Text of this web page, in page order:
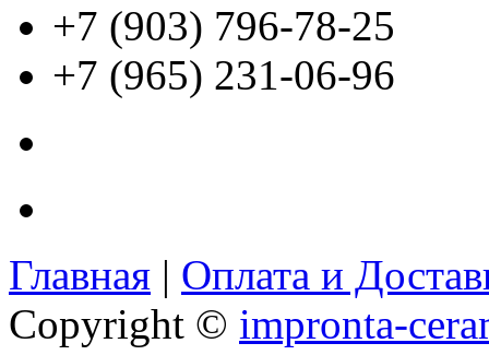
+7 (903) 796-78-25
+7 (965) 231-06-96
Главная | Оплата и
Copyright © impronta-